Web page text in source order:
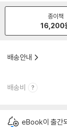
종이책
16,200
배송안내
배송비
eBook이 출간